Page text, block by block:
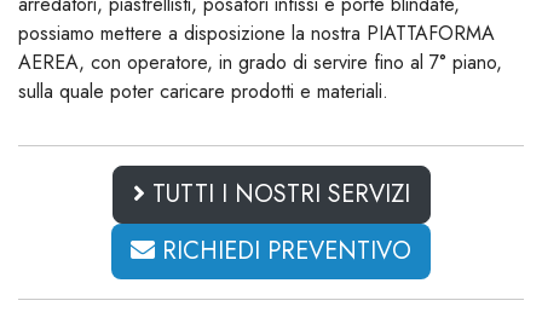
possiamo mettere a disposizione la nostra PIATTAFORMA
AEREA, con operatore, in grado di servire fino al 7° piano,
sulla quale poter caricare prodotti e materiali.
TUTTI I NOSTRI SERVIZI
RICHIEDI PREVENTIVO